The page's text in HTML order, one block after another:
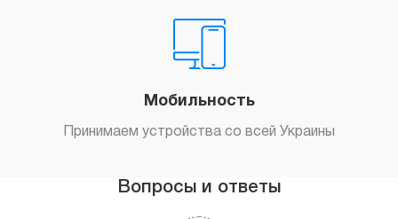
Мобильность
Принимаем устройства со всей Украины
Вопросы и ответы